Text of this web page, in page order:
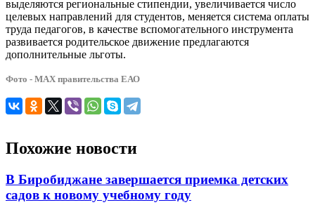
выделяются региональные стипендии, увеличивается число
целевых направлений для студентов, меняется система оплаты
труда педагогов, в качестве вспомогательного инструмента
развивается родительское движение предлагаются
дополнительные льготы.
Фото - МАХ правительства ЕАО
Похожие новости
В Биробиджане завершается приемка детских
садов к новому учебному году